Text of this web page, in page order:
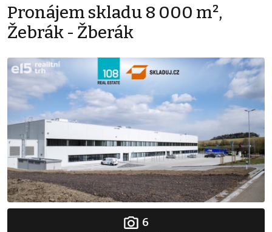
Pronájem skladu 8 000 m²,
Žebrák - Žberák
6